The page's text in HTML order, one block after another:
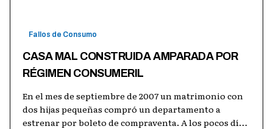
Fallos de Consumo
CASA MAL CONSTRUIDA AMPARADA POR
RÉGIMEN CONSUMERIL
En el mes de septiembre de 2007 un matrimonio con
dos hijas pequeñas compró un departamento a
estrenar por boleto de compraventa. A los pocos días